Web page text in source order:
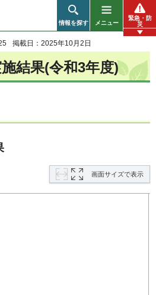
情報を探す メニュー
緊急・防
災
掲載日：2025年10月2日
結果(令和3年度)
画面サイズで表示